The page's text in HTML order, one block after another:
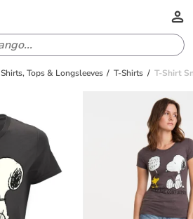
Shirts, Tops & Longsleeves T-Shirts T-Shirt